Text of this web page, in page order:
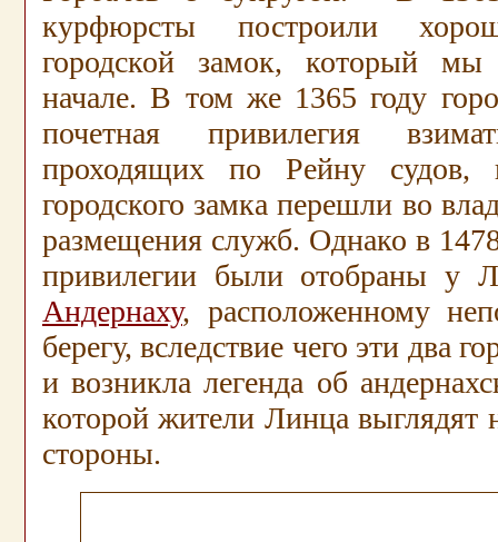
курфюрсты построили
городской замок, который
начале. В том же 1365 году
почетная привилегия
проходящих по Рейну
городского замка перешли во
размещения служб. Однако в
привилегии были отобраны у
Андернаху, расположенному
берегу, вследствие чего эти два
и возникла легенда об
которой жители Линца выглядят
стороны.